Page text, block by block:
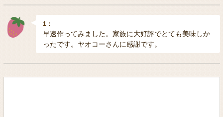
1：
早速作ってみました。家族に大好評でとても美味しか
ったです。ヤオコーさんに感謝です。